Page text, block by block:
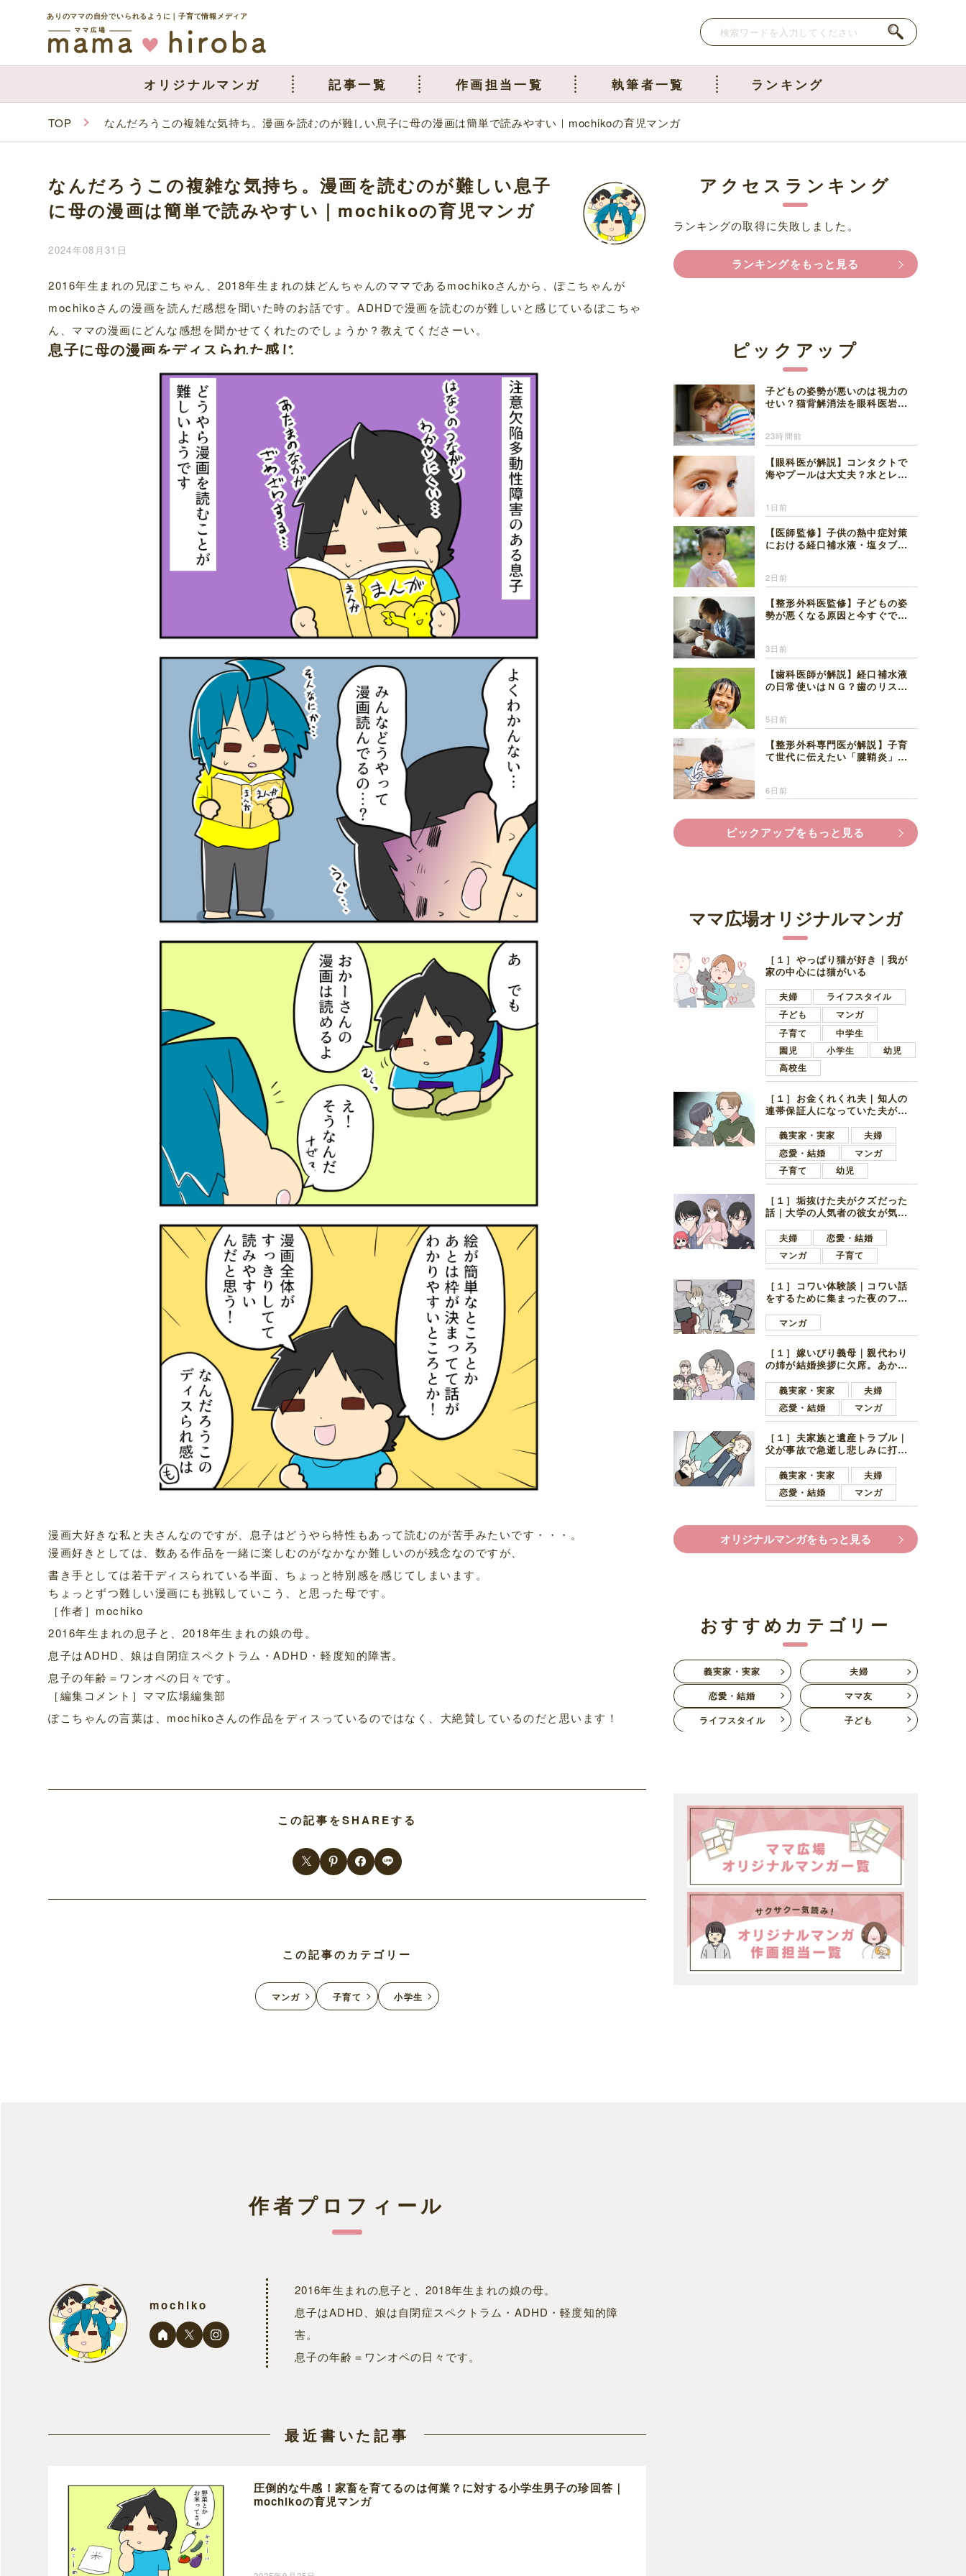
ありのママの自分でいられるように｜子育て情報メディア
オリジナルマンガ 記事一覧 作画担当一覧 執筆者一覧 ランキング
TOP なんだろうこの複雑な気持ち。漫画を読むのが難しい息子に母の漫画は簡単で読みやすい｜mochikoの育児マンガ
なんだろうこの複雑な気持ち。漫画を読むのが難しい息子
に母の漫画は簡単で読みやすい｜mochikoの育児マンガ
2024年08月31日
2016年生まれの兄ぽこちゃん、2018年生まれの妹どんちゃんのママであるmochikoさんから、ぽこちゃんが
mochikoさんの漫画を読んだ感想を聞いた時のお話です。ADHDで漫画を読むのが難しいと感じているぽこちゃ
ん、ママの漫画にどんな感想を聞かせてくれたのでしょうか？教えてくださーい。
息子に母の漫画をディスられた感じ
漫画大好きな私と夫さんなのですが、息子はどうやら特性もあって読むのが苦手みたいです・・・。
漫画好きとしては、数ある作品を一緒に楽しむのがなかなか難しいのが残念なのですが、
書き手としては若干ディスられている半面、ちょっと特別感を感じてしまいます。
ちょっとずつ難しい漫画にも挑戦していこう、と思った母です。
［作者］mochiko
2016年生まれの息子と、2018年生まれの娘の母。
息子はADHD、娘は自閉症スペクトラム・ADHD・軽度知的障害。
息子の年齢＝ワンオペの日々です。
［編集コメント］ママ広場編集部
ぽこちゃんの言葉は、mochikoさんの作品をディスっているのではなく、大絶賛しているのだと思います！
この記事をSHAREする
この記事のカテゴリー
マンガ 子育て 小学生
作者プロフィール
mochiko
2016年生まれの息子と、2018年生まれの娘の母。
息子はADHD、娘は自閉症スペクトラム・ADHD・軽度知的障
害。
息子の年齢＝ワンオペの日々です。
最近書いた記事
圧倒的な牛感！家畜を育てるのは何業？に対する小学生男子の珍回答｜
mochikoの育児マンガ
アクセスランキング
ランキングの取得に失敗しました。
ランキングをもっと見る
ピックアップ
子どもの姿勢が悪いのは視力の
せい？猫背解消法を眼科医岩見
23時間前
【眼科医が解説】コンタクトで
海やプールは大丈夫？水とレン
1日前
【医師監修】子供の熱中症対策
における経口補水液・塩タブレ
2日前
【整形外科医監修】子どもの姿
勢が悪くなる原因と今すぐでき
3日前
【歯科医師が解説】経口補水液
の日常使いはＮＧ？歯のリスク
5日前
【整形外科専門医が解説】子育
て世代に伝えたい「腱鞘炎」の
6日前
ピックアップをもっと見る
ママ広場オリジナルマンガ
［１］やっぱり猫が好き｜我が
家の中心には猫がいる
夫婦
ライフスタイル
子ども
マンガ
子育て
中学生
園児
小学生
幼児
高校生
［１］お金くれくれ夫｜知人の
連帯保証人になっていた夫が家
言ってきた
義実家・実家
夫婦
恋愛・結婚
マンガ
子育て
幼児
［１］垢抜けた夫がクズだった
話｜大学の人気者の彼女が気に
子学生
夫婦
恋愛・結婚
マンガ
子育て
［１］コワい体験談｜コワい話
をするために集まった夜のファ
好きの男の子ママ
マンガ
［１］嫁いびり義母｜親代わり
の姉が結婚挨拶に欠席。あから
義実家・実家
夫婦
恋愛・結婚
マンガ
［１］夫家族と遺産トラブル｜
父が事故で急逝し悲しみに打ち
ます夫
義実家・実家
夫婦
恋愛・結婚
マンガ
オリジナルマンガをもっと見る
おすすめカテゴリー
義実家・実家
夫婦
恋愛・結婚
ママ友
ライフスタイル
子ども